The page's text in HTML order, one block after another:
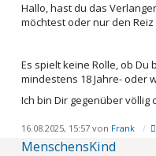
Hallo, hast du das
möchtest oder nur den
Es spielt keine Rolle, ob
mindestens 18 Jahre- oder
Ich bin Dir gegenüber
16.08.2025, 15:57 von Frank
MenschensKind